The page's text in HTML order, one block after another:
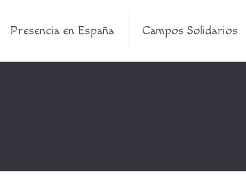
Presencia en España Campos Solidarios